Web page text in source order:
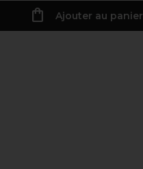
Ajouter au panier